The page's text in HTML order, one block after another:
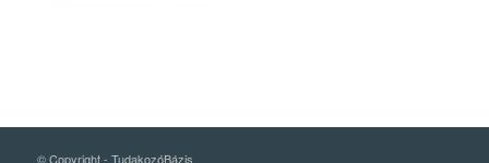
© Copyright - TudakozóBázis